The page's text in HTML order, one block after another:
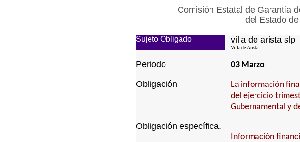
Comisión Estatal de Garantía
del Estado
Sujeto Obligado villa de arista slp
Villa de Arista
Periodo 03 Marzo
Obligación
La información
del ejercicio
Gubernamental y
Obligación específica.
Información